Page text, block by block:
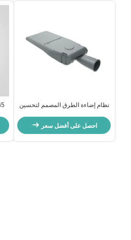
نظام إضاءة الطرق المصمم لتحسين
على المدى الطويل
احصل على أفضل سعر